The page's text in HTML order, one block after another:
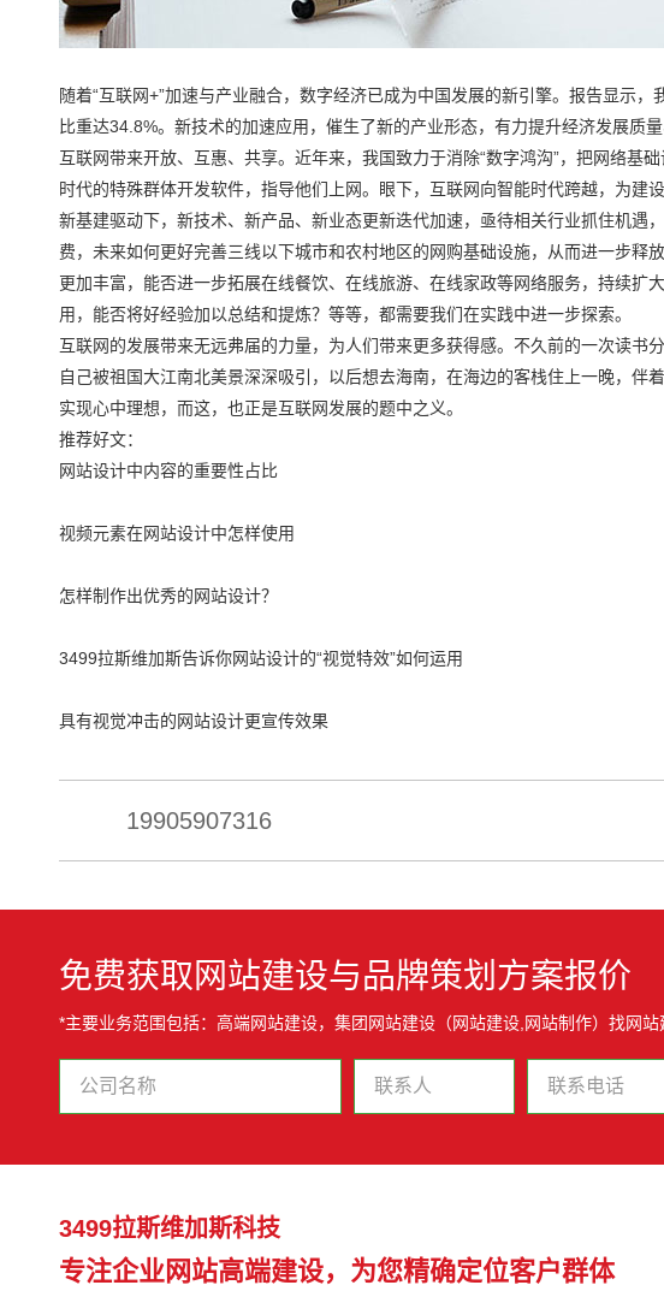
随着“互联网+”加速与产业融合，数字经济已成为中国发展的新引擎。报告显示
比重达34.8%。新技术的加速应用，催生了新的产业形态，有力提升经济发展质
互联网带来开放、互惠、共享。近年来，我国致力于消除“数字鸿沟”，把网络基
时代的特殊群体开发软件，指导他们上网。眼下，互联网向智能时代跨越，为建
新基建驱动下，新技术、新产品、新业态更新迭代加速，亟待相关行业抓住机遇
费，未来如何更好完善三线以下城市和农村地区的网购基础设施，从而进一步
更加丰富，能否进一步拓展在线餐饮、在线旅游、在线家政等网络服务，持续扩
用，能否将好经验加以总结和提炼？等等，都需要我们在实践中进一步探索。
互联网的发展带来无远弗届的力量，为人们带来更多获得感。不久前的一次读书
自己被祖国大江南北美景深深吸引，以后想去海南，在海边的客栈住上一晚，伴
实现心中理想，而这，也正是互联网发展的题中之义。
推荐好文：
网站设计中内容的重要性占比
视频元素在网站设计中怎样使用
怎样制作出优秀的网站设计？
3499拉斯维加斯告诉你网站设计的“视觉特效”如何运用
具有视觉冲击的网站设计更宣传效果
19905907316
免费获取网站建设与品牌策划方案报价
*主要业务范围包括：高端网站建设，集团网站建设（网站建设,网站制作）找网站
3499拉斯维加斯科技
专注企业网站高端建设，为您精确定位客户群体